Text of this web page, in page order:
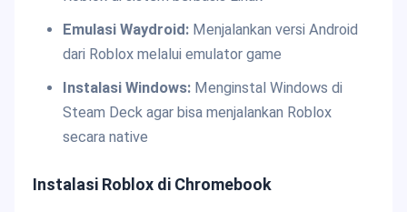
Emulasi Waydroid:Menjalankan versi Android
dari Roblox melalui emulator game
Instalasi Windows:Menginstal Windows di
Steam Deck agar bisa menjalankan Roblox
secara native
Instalasi Roblox di Chromebook